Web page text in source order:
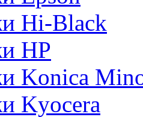
Hi-Black
HP
Konica
Kyocera